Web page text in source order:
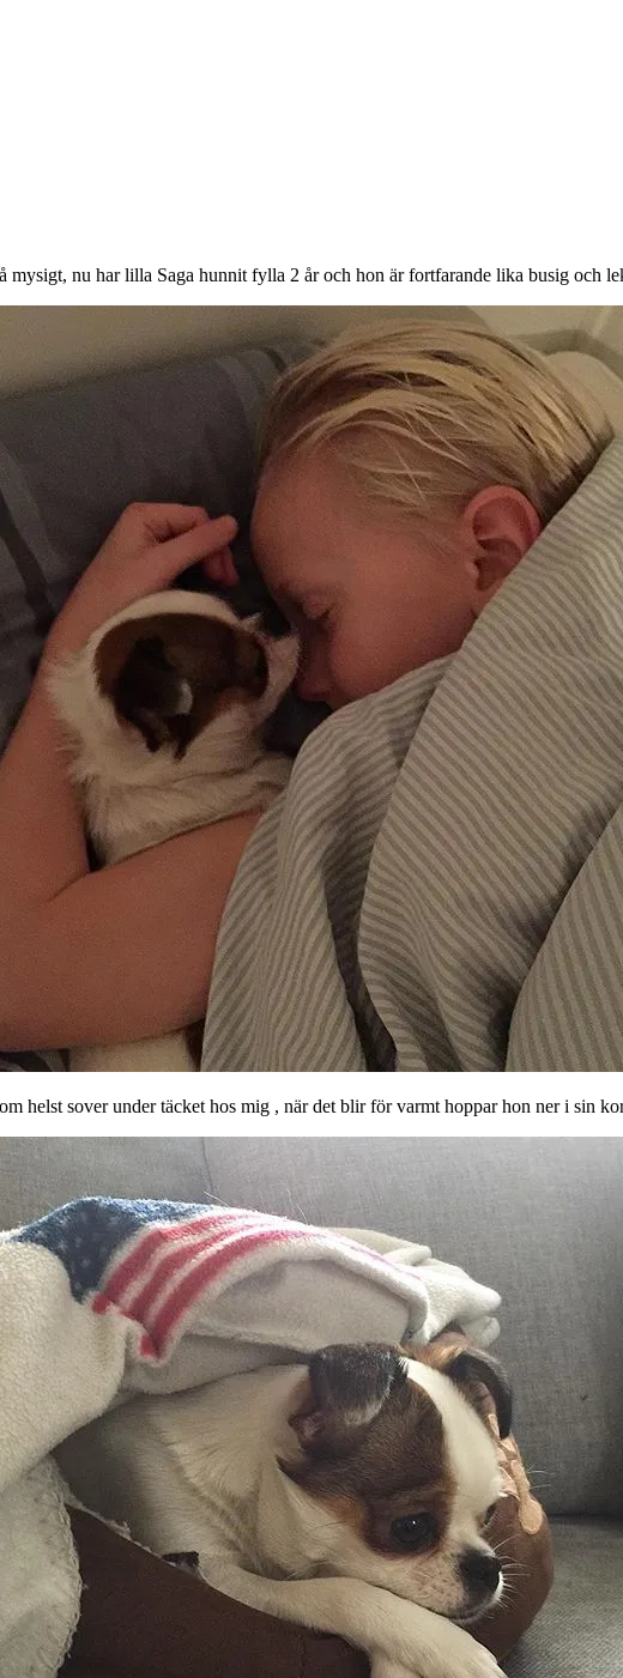
mysigt, nu har lilla Saga hunnit fylla 2 år och hon är fortfarande lika busig och
helst sover under täcket hos mig , när det blir för varmt hoppar hon ner i sin